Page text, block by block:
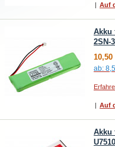
| Auf
Akku
2SN-
10,50
ab:
| Auf
Akku